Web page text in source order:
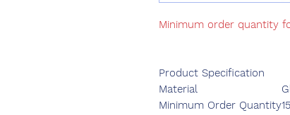
Minimum order quantity
Product Specification
Material
Minimum Order Quantity